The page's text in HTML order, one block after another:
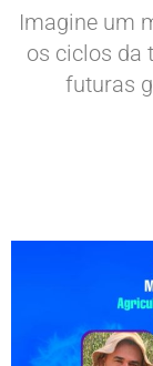
Imagine um
os ciclos da
futuras